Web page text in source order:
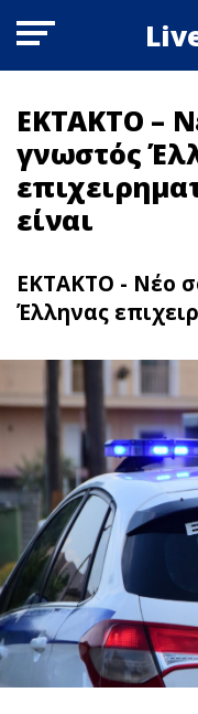
ΕΚΤΑΚΤΟ –
γνωστός
είναι
ΕΚΤΑΚΤΟ - Νέο
Έλληνας